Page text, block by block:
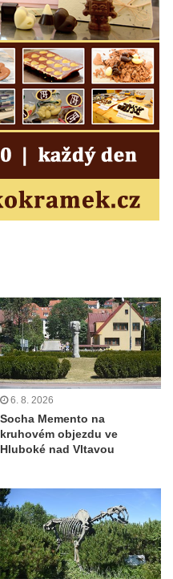
čp. 17 v
v centru
v
v
Důl
čp. 3 v
v Oparnu
Boru
Lípě
Pravčické
Floriána
6. 8. 2026
Socha Memento na
kruhovém objezdu ve
Hluboké nad Vltavou